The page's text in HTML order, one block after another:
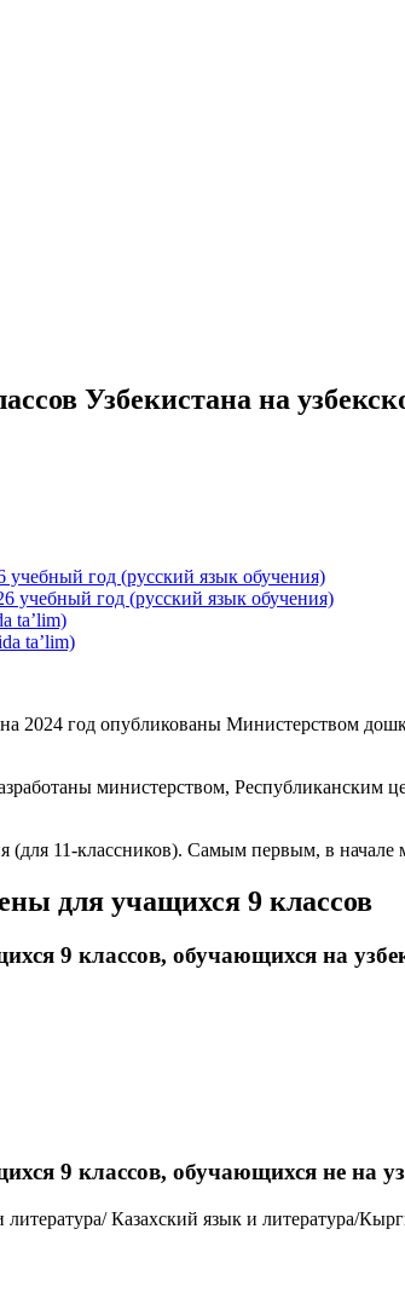
Узбекистана на
год (русский язык обучения)
учебный год (русский язык обучения)
ta’lim)
ta’lim)
2024 год опубликованы Министерством
министерством, Республиканским
11-классников). Самым первым, в начале
для учащихся 9 классов
9 классов, обучающихся на
9 классов, обучающихся не на
Казахский язык и литература/